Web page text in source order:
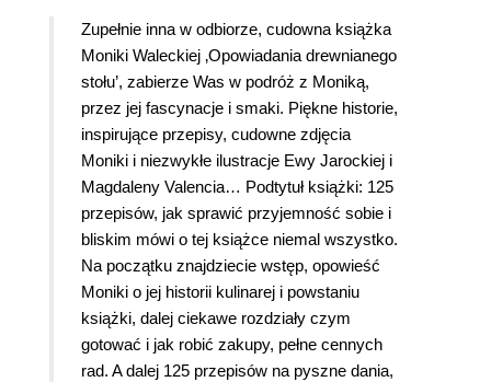
porażkami i upadkami, każdy człowiek uczy się
na błędach. Książka jest podzielona na 5
rozdziałów. Składniki potrzebne do stworzenia
potraw na podstawie podanych przepisów są
ogólnodostępne. Gotowanie będzie proste,
pożywne i radosne oraz pozwoli nam stworzyć
gotowanie nowoczesne. Zaciekawił mnie przepis z
pieczonymi brzoskwiniami, ponieważ uwielbiam
zapach i smak tego owocu. Wszystkie przepisy,
które miałam okazje poznać w opisywanym
dziele, bardzo przypadły mi do gustu. Książka
przewiduje dla nas wielki sukces gotowania,
powinna znaleźć się na każdym stole miłośniczki
Zupełnie inna w odbiorze, cudowna książka
Moniki Waleckiej ‚Opowiadania drewnianego
stołu’, zabierze Was w podróż z Moniką,
przez jej fascynacje i smaki. Piękne historie,
inspirujące przepisy, cudowne zdjęcia
Moniki i niezwykłe ilustracje Ewy Jarockiej i
Magdaleny Valencia… Podtytuł książki: 125
przepisów, jak sprawić przyjemność sobie i
bliskim mówi o tej książce niemal wszystko.
Na początku znajdziecie wstęp, opowieść
Moniki o jej historii kulinarej i powstaniu
książki, dalej ciekawe rozdziały czym
gotować i jak robić zakupy, pełne cennych
rad. A dalej 125 przepisów na pyszne dania,